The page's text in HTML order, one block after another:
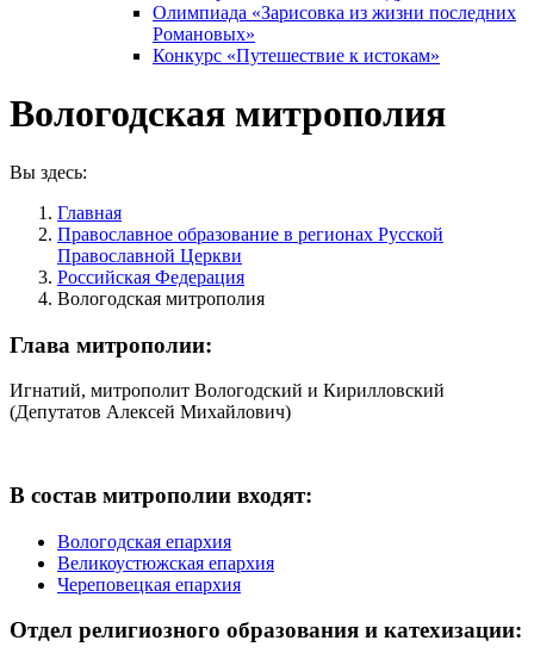
Олимпиада «Зарисовка из жизни последних
Романовых»
Конкурс «Путешествие к истокам»
Вологодская митрополия
Вы здесь:
Главная
Православное образование в регионах Русской
Православной Церкви
Российская Федерация
Вологодская митрополия
Глава митрополии:
Игнатий, митрополит Вологодский и Кирилловский
(Депутатов Алексей Михайлович)
В состав митрополии входят:
Вологодская епархия
Великоустюжская епархия
Череповецкая епархия
Отдел религиозного образования и катехизации: